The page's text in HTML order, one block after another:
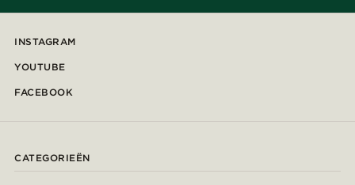
INSTAGRAM
YOUTUBE
FACEBOOK
CATEGORIEËN